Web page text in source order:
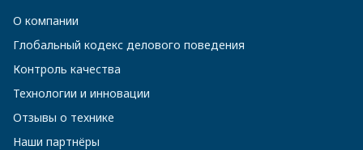
О компании
Глобальный кодекс делового поведения
Контроль качества
Технологии и инновации
Отзывы о технике
Наши партнёры